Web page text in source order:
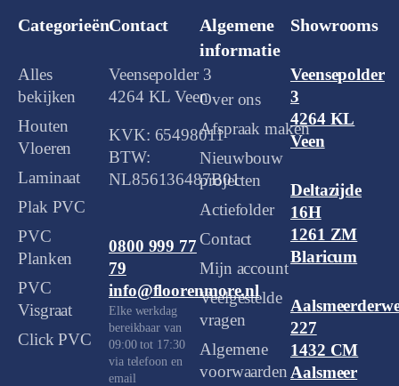
Categorieën
Alles
bekijken
Houten
Vloeren
Laminaat
Plak PVC
PVC
Planken
PVC
Visgraat
Click PVC
Contact
Veensepolder 3
4264 KL Veen
KVK: 65498011
BTW:
NL856136487B01
0800 999 77
79
info@floorenmore.nl
Elke werkdag
bereikbaar van
09:00 tot 17:30
via telefoon en
email
Algemene
informatie
Over ons
Afspraak maken
Nieuwbouw
projecten
Actiefolder
Contact
Mijn account
Veelgestelde
vragen
Algemene
voorwaarden
Showrooms
Veensepolder
3
4264 KL
Veen
Deltazijde
16H
1261 ZM
Blaricum
227
1432 CM
Aalsmeer